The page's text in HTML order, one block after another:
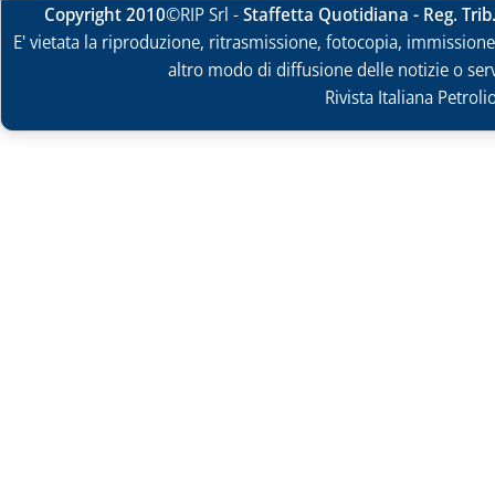
Copyright 2010©RIP Srl -Staffetta Quotidiana - Reg.
E' vietata la riproduzione, ritrasmissione, fotocopia,
altro modo di diffusione delle notizie o
Rivista Italiana